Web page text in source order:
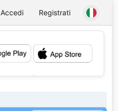
Accedi Registrati